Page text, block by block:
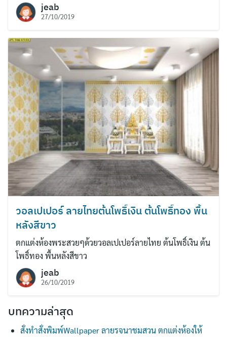
jeab
27/10/2019
วอลเปเปอร์ ลายไทยต้นโพธิ์เงิน ต้นโพธิ์ทอง พื้น
หลังสีขาว
ตกแต่งห้องพระสวยๆด้วยวอลเปเปอร์ลายไทย ต้นโพธิ์เงิน ต้น
โพธิ์ทอง พื้นหลังสีขาว
jeab
26/10/2019
บทความล่าสุด
สั่งทำสั่งพิมพ์Wallpaper ลายรจนาชมสวน ตกแต่งห้องให้